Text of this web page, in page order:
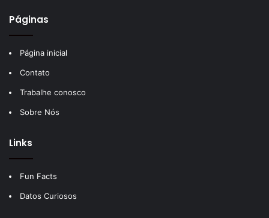
Páginas
Página inicial
Contato
Trabalhe conosco
Sobre Nós
Links
Fun Facts
Datos Curiosos